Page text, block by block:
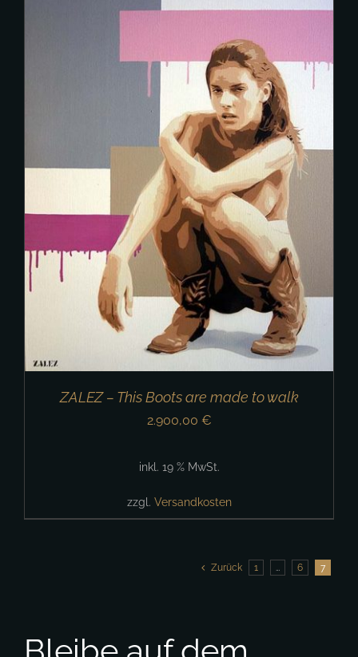
ZALEZ – This Boots are made to walk
2.900,00 €
inkl. 19 % MwSt.
zzgl. Versandkosten
Zurück 1 … 6 7